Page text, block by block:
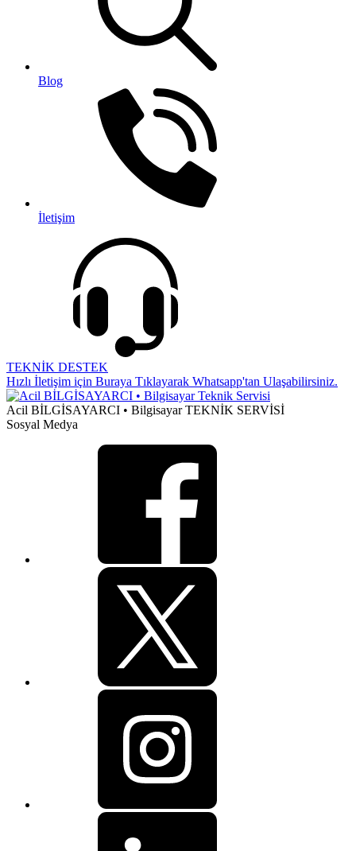
Blog
İletişim
TEKNİK DESTEK
Hızlı İletişim için Buraya Tıklayarak Whatsapp'tan Ulaşabilirsiniz.
Acil BİLGİSAYARCI • Bilgisayar TEKNİK SERVİSİ
Sosyal Medya